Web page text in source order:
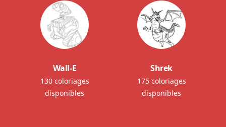
Wall-E
130 coloriages
disponibles
Shrek
175 coloriages
disponibles